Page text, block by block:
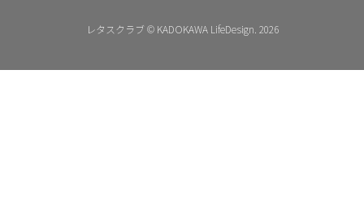
レタスクラブ © KADOKAWA LifeDesign. 2026